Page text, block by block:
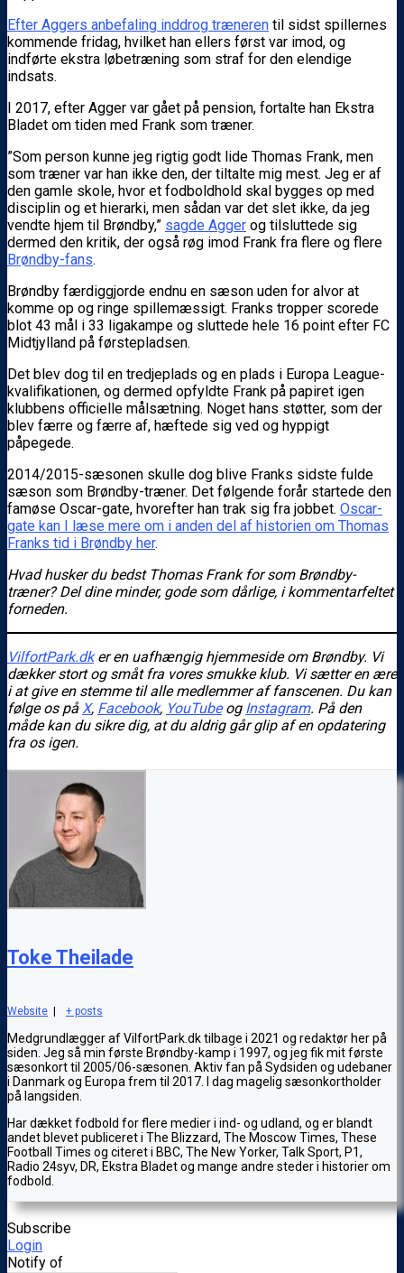
Efter Aggers anbefaling inddrog træneren til sidst spillernes
kommende fridag, hvilket han ellers først var imod, og
indførte ekstra løbetræning som straf for den elendige
indsats.
I 2017, efter Agger var gået på pension, fortalte han Ekstra
Bladet om tiden med Frank som træner.
”Som person kunne jeg rigtig godt lide Thomas Frank, men
som træner var han ikke den, der tiltalte mig mest. Jeg er af
den gamle skole, hvor et fodboldhold skal bygges op med
disciplin og et hierarki, men sådan var det slet ikke, da jeg
vendte hjem til Brøndby,” sagde Agger og tilsluttede sig
dermed den kritik, der også røg imod Frank fra flere og flere
Brøndby-fans.
Brøndby færdiggjorde endnu en sæson uden for alvor at
komme op og ringe spillemæssigt. Franks tropper scorede
blot 43 mål i 33 ligakampe og sluttede hele 16 point efter FC
Midtjylland på førstepladsen.
Det blev dog til en tredjeplads og en plads i Europa League-
kvalifikationen, og dermed opfyldte Frank på papiret igen
klubbens officielle målsætning. Noget hans støtter, som der
blev færre og færre af, hæftede sig ved og hyppigt
påpegede.
2014/2015-sæsonen skulle dog blive Franks sidste fulde
sæson som Brøndby-træner. Det følgende forår startede den
famøse Oscar-gate, hvorefter han trak sig fra jobbet. Oscar-
gate kan I læse mere om i anden del af historien om Thomas
Franks tid i Brøndby her.
Hvad husker du bedst Thomas Frank for som Brøndby-
træner? Del dine minder, gode som dårlige, i kommentarfeltet
forneden.
VilfortPark.dker en uafhængig hjemmeside om Brøndby. Vi
dækker stort og småt fra vores smukke klub. Vi sætter en ære
i at give en stemme til alle medlemmer af fanscenen. Du kan
følge os på X, Facebook, YouTubeog Instagram. På den
måde kan du sikre dig, at du aldrig går glip af en opdatering
fra os igen.
Toke Theilade
Website + posts
Medgrundlægger af VilfortPark.dk tilbage i 2021 og redaktør her på
siden. Jeg så min første Brøndby-kamp i 1997, og jeg fik mit første
sæsonkort til 2005/06-sæsonen. Aktiv fan på Sydsiden og udebaner
i Danmark og Europa frem til 2017. I dag magelig sæsonkortholder
på langsiden.
Har dækket fodbold for flere medier i ind- og udland, og er blandt
andet blevet publiceret i The Blizzard, The Moscow Times, These
Football Times og citeret i BBC, The New Yorker, Talk Sport, P1,
Radio 24syv, DR, Ekstra Bladet og mange andre steder i historier om
fodbold.
Subscribe
Login
Notify of